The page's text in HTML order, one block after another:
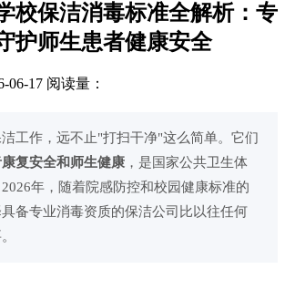
校保洁消毒标准全解析：专
护师生患者健康安全
06-17 阅读量：
工作，远不止"打扫干净"这么简单。它们
复安全和师生健康 ，是国家公共卫生体
年，随着院感防控和校园健康标准的
备专业消毒资质的保洁公司比以往任何